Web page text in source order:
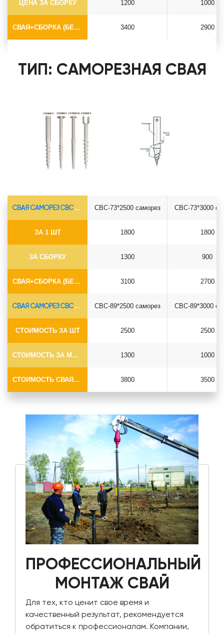
ЦЕНА ЗА СБОРКУ
СВАЯ+СБОРКА (БЕЗ ОГОЛОВКА)
1200
3400
1000
2900
ТИП: САМОРЕЗНАЯ СВАЯ
СВАЯ САМОРЕЗ СВС-Ø73*5.5
ЗА 1 ШТ
ЗА СБОРКУ
СВАЯ+СБОРКА (БЕЗ ОГОЛОВКА)
СВС-73*2500 саморез
1800
1300
3100
СВС-73*3000
1800
900
2700
СВАЯ САМОРЕЗ СВС-Ø89*6.5
СТОИМОСТЬ ЗА ШТ
СТОИМОСТЬ ЗА МОНТАЖ
СТОИМОСТЬ СВАЯ+МОНТАЖ (БЕЗ ОГОЛОВКА)
СВС-89*2500 саморез
2500
1300
3800
СВС-89*3000
2500
1000
3500
ПРОФЕССИОНАЛЬНЫЙ
МОНТАЖ СВАЙ
Для тех, кто ценит свое время и
качественный результат, рекомендуется
обратиться к профессионалам. Компании,